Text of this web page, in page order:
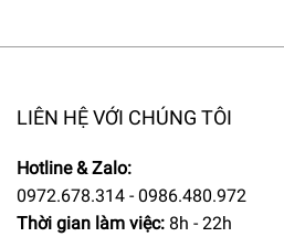
LIÊN HỆ VỚI CHÚNG TÔI
Hotline & Zalo:
0972.678.314 - 0986.480.972
Thời gian làm việc: 8h - 22h